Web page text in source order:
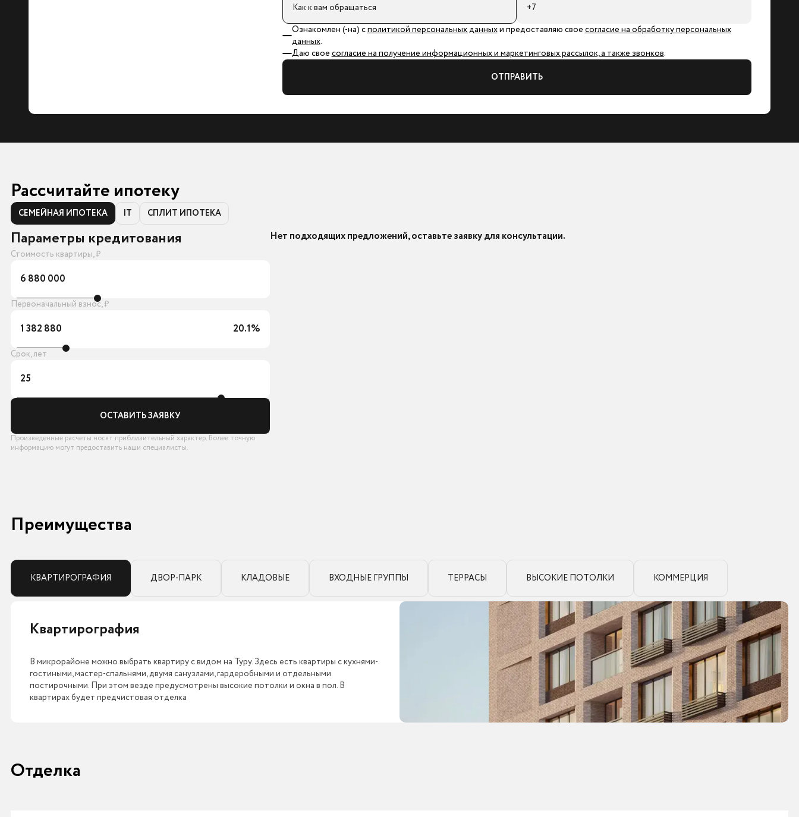
Ознакомлен (-на) сполитикой персональных данныхи предоставляю своесогласие на обработку персональных
данных.
Даю своесогласие на получение информационных и маркетинговых рассылок, а также звонков.
ОТПРАВИТЬ
Рассчитайте ипотеку
СЕМЕЙНАЯ ИПОТЕКА IT СПЛИТ ИПОТЕКА
Параметры кредитования
Стоимость квартиры, ₽
6 880 000
Первоначальный взнос, ₽
1 382 880 20.1%
Срок, лет
25
ОСТАВИТЬ ЗАЯВКУ
Произведенные расчеты носят приблизительный характер. Более точную
информацию могут предоставить наши специалисты.
Нет подходящих предложений, оставьте заявку для консультации.
Преимущества
КВАРТИРОГРАФИЯ ДВОР-ПАРК КЛАДОВЫЕ ВХОДНЫЕ ГРУППЫ ТЕРРАСЫ ВЫСОКИЕ ПОТОЛКИ КОММЕРЦИЯ
Квартирография
В микрорайоне можно выбрать квартиру с видом на Туру. Здесь есть квартиры с кухнями-
гостиными, мастер-спальнями, двумя санузлами, гардеробными и отдельными
постирочными. При этом везде предусмотрены высокие потолки и окна в пол. В
квартирах будет предчистовая отделка
Отделка